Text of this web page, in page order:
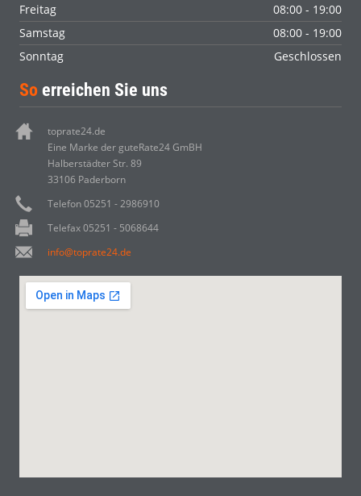
Freitag
08:00 - 19:00
Samstag
08:00 - 19:00
Sonntag
Geschlossen
So erreichen Sie uns
toprate24.de
Eine Marke der guteRate24 GmBH
Halberstädter Str. 89
33106 Paderborn
Telefon 05251 - 2986910
Telefax 05251 - 5068644
info@toprate24.de